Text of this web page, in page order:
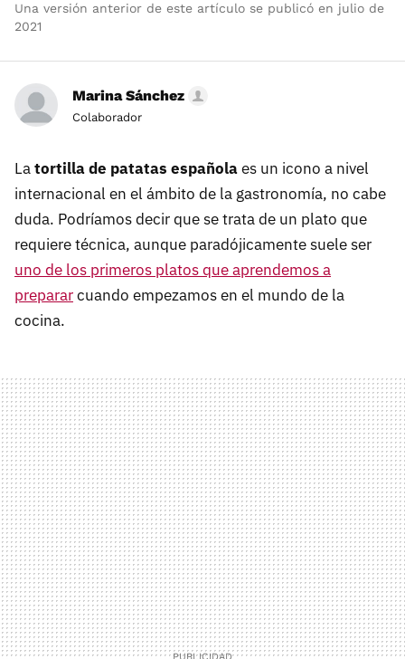
Una versión anterior de este artículo se publicó en julio de
2021
Marina Sánchez
Colaborador
Latortilla de patatas españolaes un icono a nivel
internacional en el ámbito de la gastronomía, no cabe
duda. Podríamos decir que se trata de un plato que
requiere técnica, aunque paradójicamente suele ser
uno de los primeros platos que aprendemos a
prepararcuando empezamos en el mundo de la
cocina.